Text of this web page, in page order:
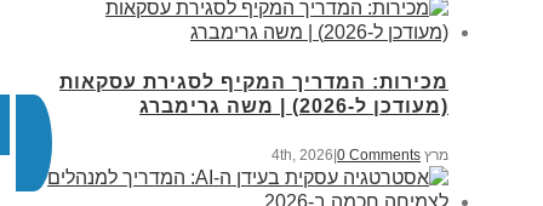
מכירות: המדריך המקיף לסגירת עסקאות
(מעודכן ל-2026) | משה גרימברג
מרץ 4th, 2026 0 Comments